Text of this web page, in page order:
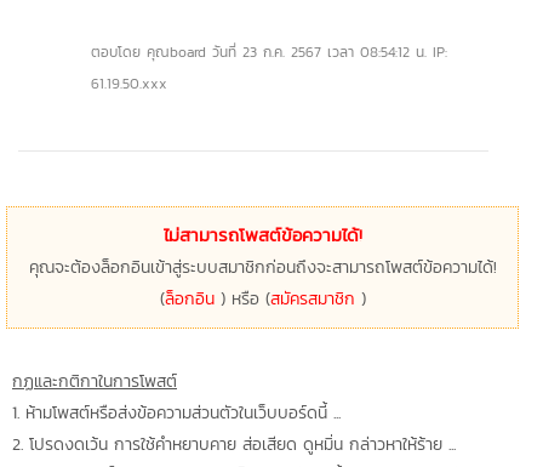
ตอบโดย คุณboard วันที่ 23 ก.ค. 2567 เวลา 08:54:12 น. IP:
61.19.50.xxx
ไม่สามารถโพสต์ข้อความได้!
คุณจะต้องล็อกอินเข้าสู่ระบบสมาชิกก่อนถึงจะสามารถโพสต์ข้อความได้!
(ล็อกอิน ) หรือ (สมัครสมาชิก )
กฏและกติกาในการโพสต์
1. ห้ามโพสต์หรือส่งข้อความส่วนตัวในเว็บบอร์ดนี้ ...
2. โปรดงดเว้น การใช้คำหยาบคาย ส่อเสียด ดูหมิ่น กล่าวหาให้ร้าย ...